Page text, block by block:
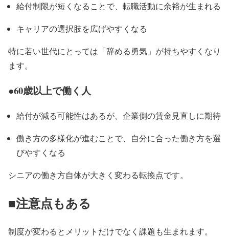
給付制限が短くなることで、転職活動に余裕が生まれる
キャリアの選択肢を広げやすくなる
特に若い世代にとっては「辞める勇気」が持ちやすくなり
ます。
●60歳以上で働く人
給付が減る可能性はあるが、企業側の賃金見直しに期待
働き方の多様化が進むことで、自分に合った働き方を選
びやすくなる
シニアの働き方自体が大きく変わる転換点です。
■注意点もある
制度が変わるとメリットだけでなく課題も生まれます。